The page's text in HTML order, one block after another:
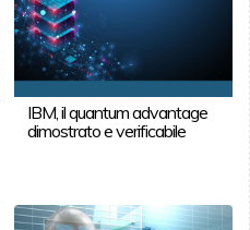
IBM, il quantum advantage
dimostrato e verificabile